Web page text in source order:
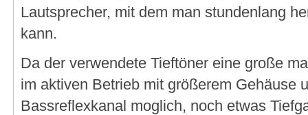
Lautsprecher, mit dem man stundenlang
kann.
Da der verwendete Tieftöner eine große
im aktiven Betrieb mit größerem Gehäuse
Bassreflexkanal moglich, noch etwas